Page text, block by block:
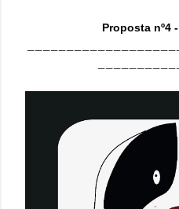
Proposta nº4 -